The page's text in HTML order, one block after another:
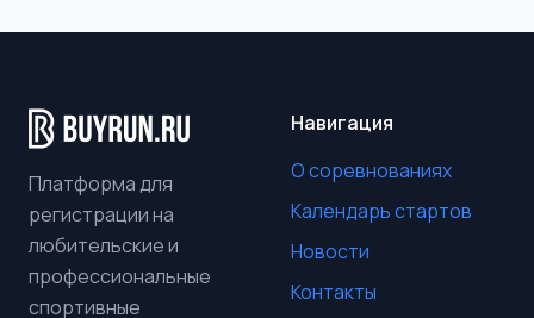
Платформа для
регистрации на
любительские и
профессиональные
спортивные
Навигация
О соревнованиях
Календарь стартов
Новости
Контакты